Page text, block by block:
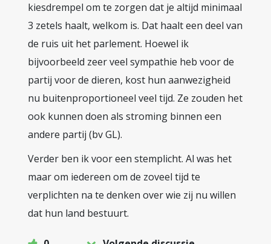
kiesdrempel om te zorgen dat je altijd minimaal
3 zetels haalt, welkom is. Dat haalt een deel van
de ruis uit het parlement. Hoewel ik
bijvoorbeeld zeer veel sympathie heb voor de
partij voor de dieren, kost hun aanwezigheid
nu buitenproportioneel veel tijd. Ze zouden het
ook kunnen doen als stroming binnen een
andere partij (bv GL).
Verder ben ik voor een stemplicht. Al was het
maar om iedereen om de zoveel tijd te
verplichten na te denken over wie zij nu willen
dat hun land bestuurt.